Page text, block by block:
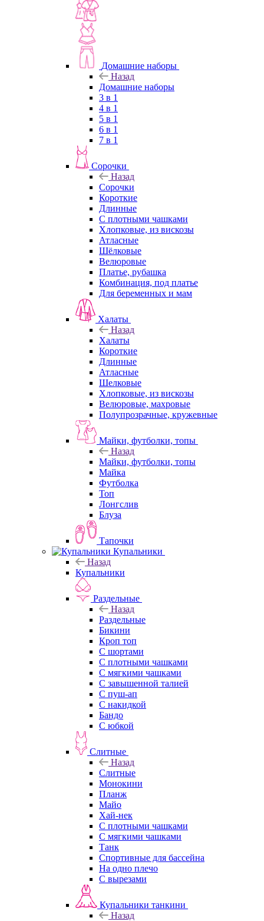
Домашние наборы
Назад
Домашние наборы
3 в 1
4 в 1
5 в 1
6 в 1
7 в 1
Сорочки
Назад
Сорочки
Короткие
Длинные
С плотными чашками
Хлопковые, из вискозы
Атласные
Шёлковые
Велюровые
Платье, рубашка
Комбинация, под платье
Для беременных и мам
Халаты
Назад
Халаты
Короткие
Длинные
Атласные
Шелковые
Хлопковые, из вискозы
Велюровые, махровые
Полупрозрачные, кружевные
Майки, футболки, топы
Назад
Майки, футболки, топы
Майка
Футболка
Топ
Лонгслив
Блуза
Тапочки
Купальники
Назад
Купальники
Раздельные
Назад
Раздельные
Бикини
Кроп топ
С шортами
С плотными чашками
С мягкими чашками
С завышенной талией
С пуш-ап
С накидкой
Бандо
С юбкой
Слитные
Назад
Слитные
Монокини
Планж
Майо
Хай-нек
С плотными чашками
С мягкими чашками
Танк
Спортивные для бассейна
На одно плечо
С вырезами
Купальники танкини
Назад